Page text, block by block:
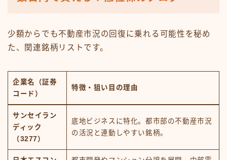
少額からでも不動産市況の回復に乗れる可能性を秘め
た、関連銘柄リストです。
企業名（証券
コード）
特徴・狙い目の理由
サンセイラン
ディック
（3277）
底地ビジネスに特化。都市部の不動産市況
の活況と連動しやすい銘柄。